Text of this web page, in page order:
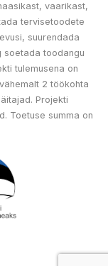
vaarikast,
tervisetoodete
suurendada
soetada toodangu
tulemusena on
2 töökohta
Projekti
Toetuse summa on